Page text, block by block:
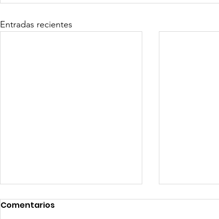
Entradas recientes
Comentarios